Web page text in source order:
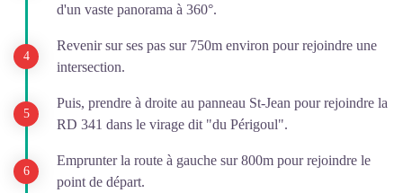
d'un vaste panorama à 360°.
Revenir sur ses pas sur 750m environ pour rejoindre une
intersection.
Puis, prendre à droite au panneau St-Jean pour rejoindre la
RD 341 dans le virage dit "du Périgoul".
Emprunter la route à gauche sur 800m pour rejoindre le
point de départ.